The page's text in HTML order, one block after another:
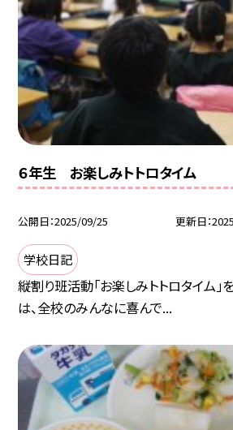
６年生 お楽しみトトロタイム
公開日 2025/09/25 更新日
学校日記
縦割り班活動「お楽しみトトロタイム」
は、全校のみんなに喜んで...